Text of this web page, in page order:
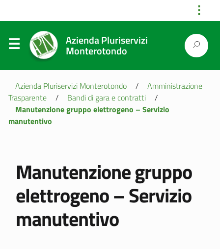
⋮
Azienda Pluriservizi
Monterotondo
Azienda Pluriservizi Monterotondo /
Amministrazione
Trasparente
/ Bandi di gara e contratti
/
Manutenzione gruppo elettrogeno – Servizio
manutentivo
Manutenzione gruppo
elettrogeno – Servizio
manutentivo